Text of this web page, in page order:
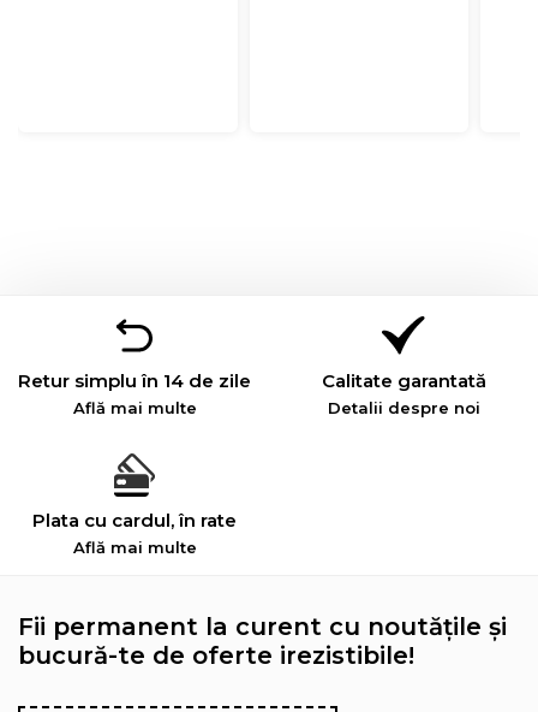
Retur simplu în 14 de zile
Află mai multe
Calitate garantată
Detalii despre noi
Plata cu cardul, în rate
Află mai multe
Fii permanent la curent cu noutățile și
bucură-te de oferte irezistibile!